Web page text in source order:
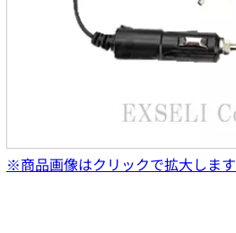
※商品画像はクリックで拡大します